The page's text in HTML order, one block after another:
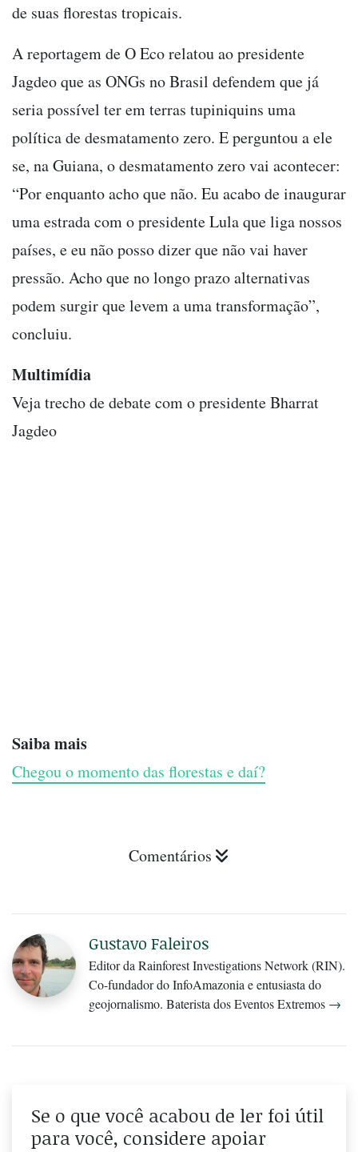
de suas florestas tropicais.
A reportagem de O Eco relatou ao presidente
Jagdeo que as ONGs no Brasil defendem que já
seria possível ter em terras tupiniquins uma
política de desmatamento zero. E perguntou a ele
se, na Guiana, o desmatamento zero vai acontecer:
“Por enquanto acho que não. Eu acabo de inaugurar
uma estrada com o presidente Lula que liga nossos
países, e eu não posso dizer que não vai haver
pressão. Acho que no longo prazo alternativas
podem surgir que levem a uma transformação”,
concluiu.
Multimídia
Veja trecho de debate com o presidente Bharrat
Jagdeo
Saiba mais
Chegou o momento das florestas e daí?
Comentários
Gustavo Faleiros
Editor da Rainforest Investigations Network (RIN).
Co-fundador do InfoAmazonia e entusiasta do
geojornalismo. Baterista dos Eventos Extremos →
Se o que você acabou de ler foi útil
para você, considere apoiar